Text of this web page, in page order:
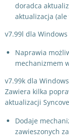
doradca
aktualizacja
v7.99l dla
Naprawia
mechanizmem
v7.99k dla
Zawiera kilka
aktualizacji
Dodaje
zawieszonych